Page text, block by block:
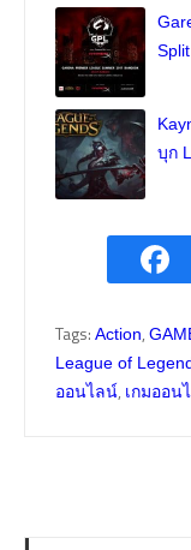
บุก
Tags: Action,
League of
ออนไลน์, เกมออน